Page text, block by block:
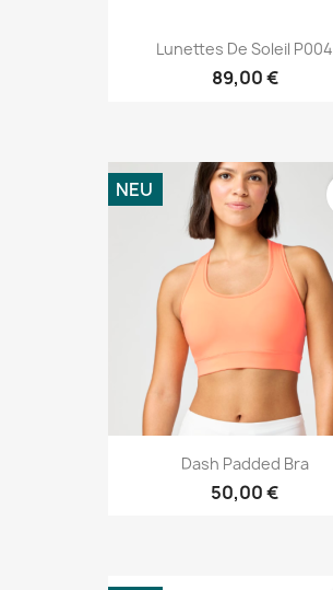
Lunettes De Soleil P004
89,00 €
Dash Padded Bra
50,00 €
NEU